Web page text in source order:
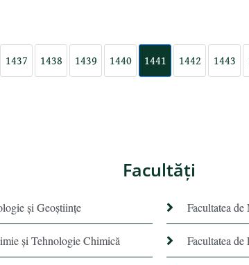
1437 1438 1439 1440 1441 1442 1443
Facultăţi
și Geoștiințe
şi Tehnologie Chimică
Facultatea
Facultatea de